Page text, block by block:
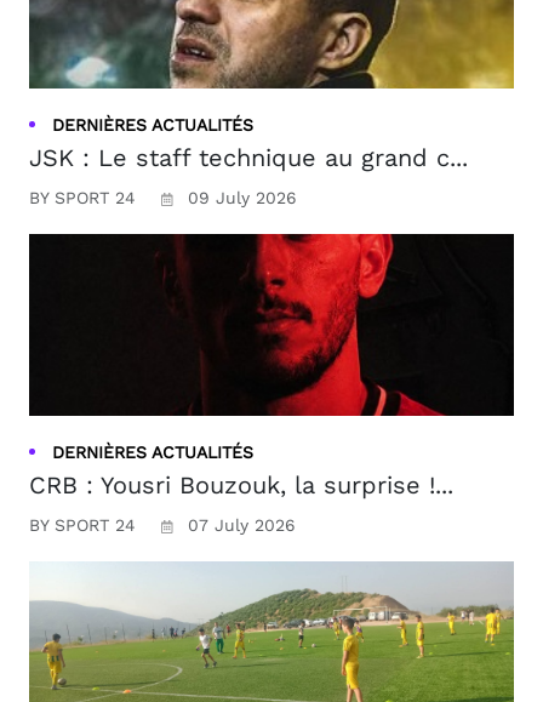
DERNIÈRES ACTUALITÉS
JSK : Le staff technique au grand c...
BY SPORT 24 09 July 2026
DERNIÈRES ACTUALITÉS
CRB : Yousri Bouzouk, la surprise !...
BY SPORT 24 07 July 2026